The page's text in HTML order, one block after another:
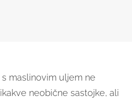
maslinovim uljem ne
neobične sastojke, ali